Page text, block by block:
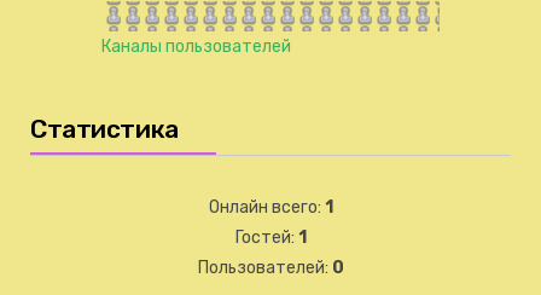
Каналы пользователей
Статистика
Онлайн всего: 1
Гостей: 1
Пользователей: 0